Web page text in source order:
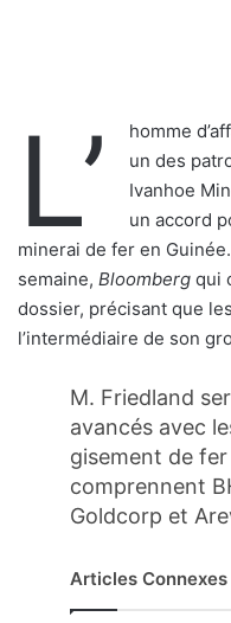
L’
homme
un des
Ivanhoe
un accord
minerai de fer en
semaine, Bloomberg qui
dossier, précisant que
l’intermédiaire de son
M. Friedland
avancés avec
gisement de
comprennent
Goldcorp et
Articles Connexes